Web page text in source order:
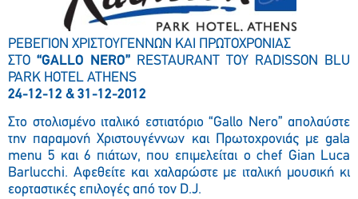
ΡΕΒΕΓΙΟΝ ΧΡΙΣΤΟΥΓΕΝΝΩΝ ΚΑΙ ΠΡΩΤΟΧΡΟΝΙΑΣ
ΣΤΟ “GALLO NERO” RESTAURANT ΤΟΥ RADISSON BLU
PARK HOTEL ATHENS
24-12-12 & 31-12-2012
Στο στολισμένο ιταλικό εστιατόριο “Gallo Nero” απολαύστε
την παραμονή Χριστουγέννων και Πρωτοχρονιάς με gala
menu 5 και 6 πιάτων, που επιμελείται ο chef Gian Luca
Barlucchi. Αφεθείτε και χαλαρώστε με ιταλική μουσική κι
εορταστικές επιλογές από τον D.J.